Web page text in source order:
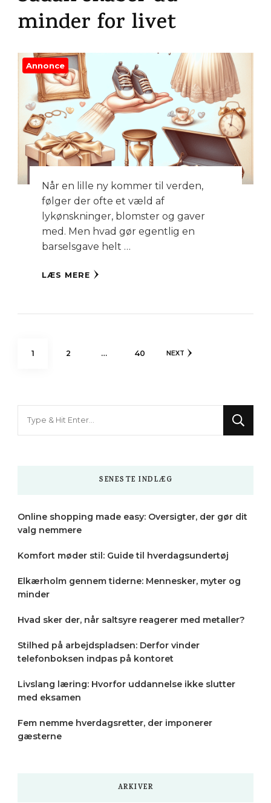
minder for livet
Annonce
Når en lille ny kommer til verden,
følger der ofte et væld af
lykønskninger, blomster og gaver
med. Men hvad gør egentlig en
barselsgave helt …
LÆS MERE
Indlægsinddeling
PAGE
1 PAGE
2 … PAGE
40 NEXT
SENESTE INDLÆG
Online shopping made easy: Oversigter, der gør dit
valg nemmere
Komfort møder stil: Guide til hverdagsundertøj
Elkærholm gennem tiderne: Mennesker, myter og
minder
Hvad sker der, når saltsyre reagerer med metaller?
Stilhed på arbejdspladsen: Derfor vinder
telefonboksen indpas på kontoret
Livslang læring: Hvorfor uddannelse ikke slutter
med eksamen
Fem nemme hverdagsretter, der imponerer
gæsterne
ARKIVER